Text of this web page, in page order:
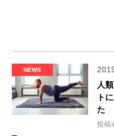
NEWS
人
ト
た
投稿